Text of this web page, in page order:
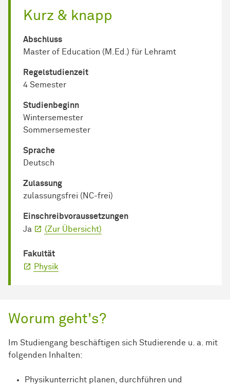
Kurz & knapp
Abschluss
Master of Education (M.Ed.) für Lehramt
Regel­studienzeit
4 Semester
Studienbeginn
Wintersemester
Sommersemester
Sprache
Deutsch
Zulassung
zulassungsfrei (NC-frei)
Einschreib­voraussetzungen
Ja
(Zur Übersicht)
Fakultät
Physik
Worum geht's?
Im Studiengang beschäftigen sich Studierende u. a. mit
folgenden Inhalten:
Physikunterricht planen, durchführen und